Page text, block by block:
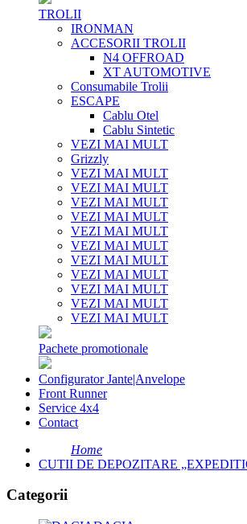
TROLII
IRONMAN
ACCESORII TROLII
N4 OFFROAD
XT AUTOMOTIVE
Consumabile Trolii
ESCAPE
Cablu Otel
Cablu Sintetic
VEZI MAI MULT
Grizzly
VEZI MAI MULT
VEZI MAI MULT
VEZI MAI MULT
VEZI MAI MULT
VEZI MAI MULT
VEZI MAI MULT
VEZI MAI MULT
VEZI MAI MULT
VEZI MAI MULT
VEZI MAI MULT
VEZI MAI MULT
Pachete promotionale
Configurator Jante|Anvelope
Front Runner
Service 4x4
Contact
Home
CUTII DE DEPOZITARE
Categorii